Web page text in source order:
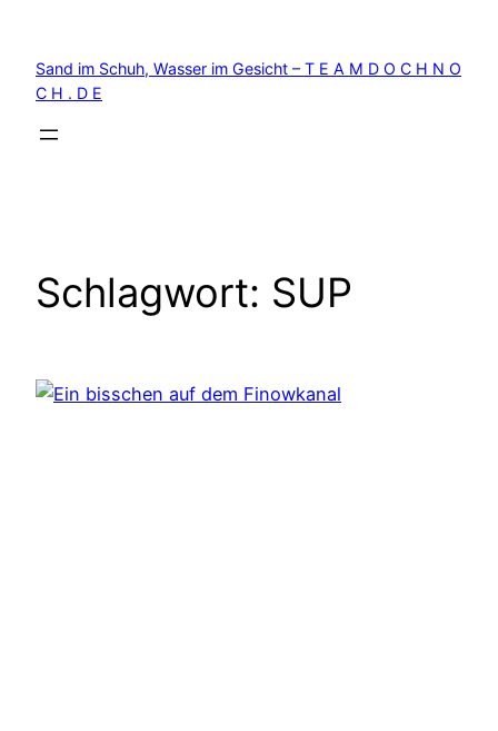
springen
Sand im Schuh, Wasser im Gesicht – T E A M D O C H N O
C H . D E
Schlagwort: SUP